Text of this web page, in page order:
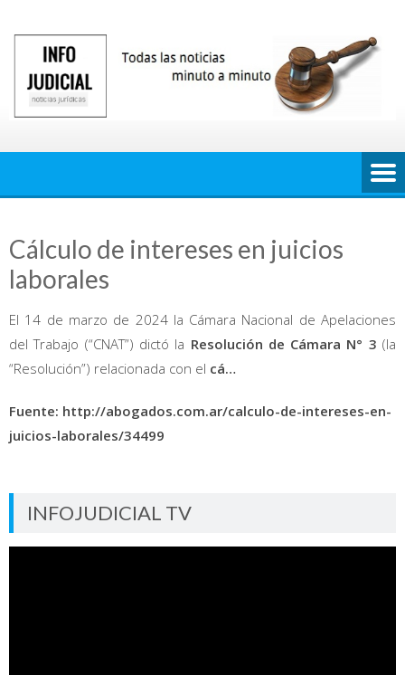
contenido
Cálculo de intereses en juicios
laborales
El 14 de marzo de 2024 la Cámara Nacional de Apelaciones
del Trabajo (“CNAT”) dictó la Resolución de Cámara N° 3 (la
“Resolución”) relacionada con el cá…
Fuente: http://abogados.com.ar/calculo-de-intereses-en-
juicios-laborales/34499
INFOJUDICIAL TV